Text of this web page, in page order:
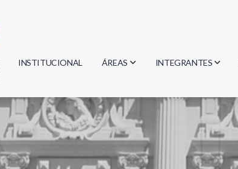
INSTITUCIONAL ÁREAS
Biología
Física
Geociencias
Informática
INTEGRANTES
Investigadores
Estudiantes
Egresados